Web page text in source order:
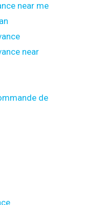
near me
near
de